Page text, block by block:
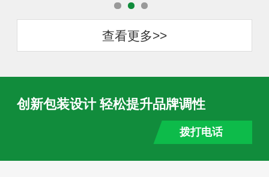
查看更多>>
创新包装设计 轻松提升品牌调性
拨打电话